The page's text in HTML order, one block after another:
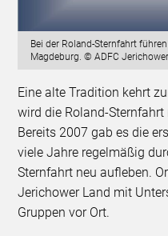
Bei der Roland-Sternfahrt
Magdeburg. © ADFC
Eine alte Tradition kehrt
wird die Roland-
Bereits 2007 gab es die
viele Jahre regelmäßig
Sternfahrt neu aufleben.
Jerichower Land mit
Gruppen vor Ort.